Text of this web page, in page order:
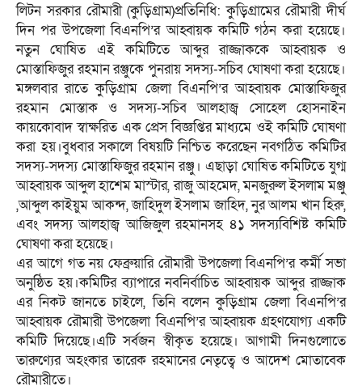
লিটন সরকার রৌমারী (কুড়িগ্রাম)প্রতিনিধি: কুড়িগ্রামের রৌমারী দীর্ঘ
দিন পর উপজেলা বিএনপি’র আহ্বায়ক কমিটি গঠন করা হয়েছে।
নতুন ঘোষিত এই কমিটিতে আব্দুর রাজ্জাককে আহ্বায়ক ও
মোস্তাফিজুর রহমান রঞ্জুকে পুনরায় সদস্য-সচিব ঘোষণা করা হয়েছে।
মঙ্গলবার রাতে কুড়িগ্রাম জেলা বিএনপি’র আহ্বায়ক মোস্তাফিজুর
রহমান মোস্তাক ও সদস্য-সচিব আলহাজ্ব সোহেল হোসনাইন
কায়কোবাদ স্বাক্ষরিত এক প্রেস বিজ্ঞপ্তির মাধ্যমে ওই কমিটি ঘোষণা
করা হয়।বুধবার সকালে বিষয়টি নিশ্চিত করেছেন নবগঠিত কমিটির
সদস্য-সদস্য মোস্তাফিজুর রহমান রঞ্জু। এছাড়া ঘোষিত কমিটিতে যুগ্ম
আহ্বায়ক আব্দুল হাশেম মাস্টার, রাজু আহমেদ, মনজুরুল ইসলাম মঞ্জু
,আব্দুল কাইয়ুম আকন্দ, জাহিদুল ইসলাম জাহিদ, নুর আলম খান হিরু,
এবং সদস্য আলহাজ্ব আজিজুল রহমানসহ ৪১ সদস্যবিশিষ্ট কমিটি
ঘোষণা করা হয়েছে।
এর আগে গত নয় ফেব্রুয়ারি রৌমারী উপজেলা বিএনপি’র কর্মী সভা
অনুষ্ঠিত হয়।‌কমিটির ব্যাপারে নবনির্বাচিত আহ্বায়ক আব্দুর রাজ্জাক
এর নিকট জানতে চাইলে, তিনি বলেন কুড়িগ্রাম জেলা বিএনপি’র
আহ্বায়ক রৌমারী উপজেলা বিএনপি’র আহ্বায়ক গ্রহণযোগ্য একটি
কমিটি দিয়েছে।এটি সর্বজন স্বীকৃত হয়েছে। আগামী দিনগুলোতে
তারুণ্যের অহংকার তারেক রহমানের নেতৃত্বে ও আদেশ মোতাবেক
রৌমারীতে।